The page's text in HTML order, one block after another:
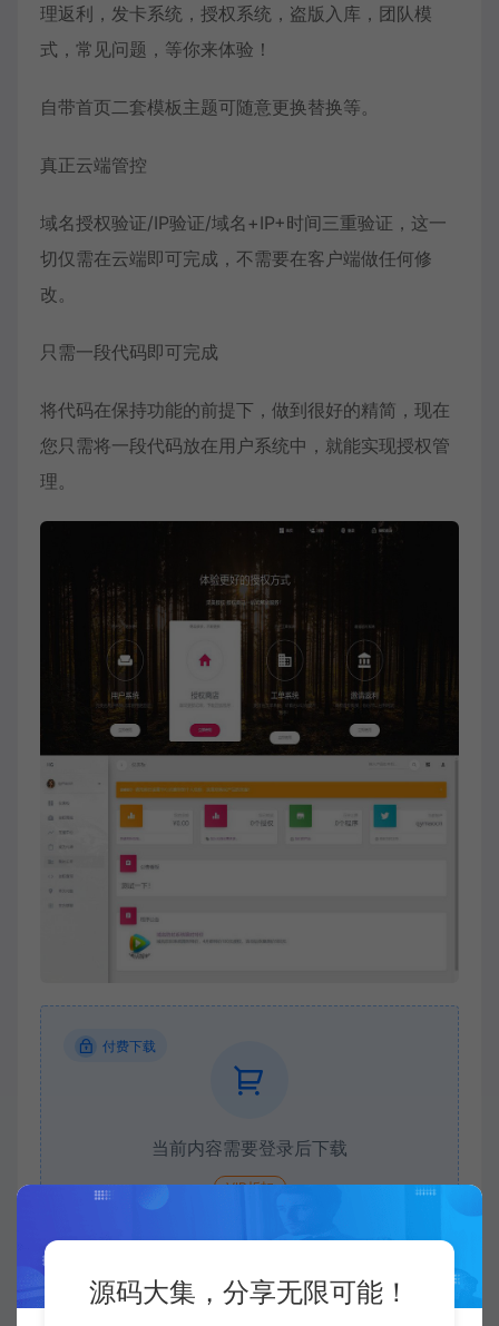
理返利，发卡系统，授权系统，盗版入库，团队模
式，常见问题，等你来体验！
自带首页二套模板主题可随意更换替换等。
真正云端管控
域名授权验证/IP验证/域名+IP+时间三重验证，这一
切仅需在云端即可完成，不需要在客户端做任何修
改。
只需一段代码即可完成
将代码在保持功能的前提下，做到很好的精简，现在
您只需将一段代码放在用户系统中，就能实现授权管
理。
付费下载
当前内容需要登录后下载
VIP折扣
登录购买 升级会员
源码大集，分享无限可能！